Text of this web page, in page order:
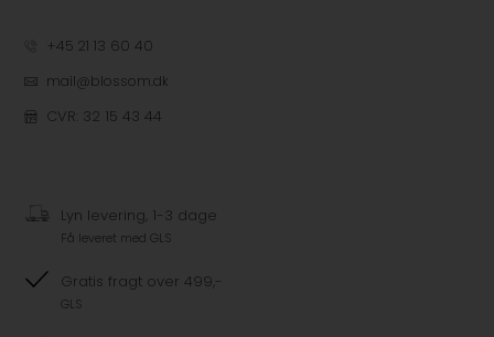
+45 21 13 60 40
mail@blossom.dk
CVR: 32 15 43 44
Lyn levering, 1-3 dage
Få leveret med GLS
Gratis fragt over 499,-
GLS